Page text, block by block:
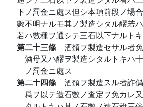
下ノ罰金ニ處ス但シ本項前段ノ場
數不明ナルモ其ノ製造シタル醪若
若ハ數種ヲ通シテ三石以下ナルト
第二十三條 酒類ヲ製造セサル者
酒母又ハ醪ヲ製造シタルトキハ
ノ罰金ニ處ス
第二十四條 酒類ヲ製造スル者詐
爲ヲ以テ造石數ノ査定ヲ免カレ